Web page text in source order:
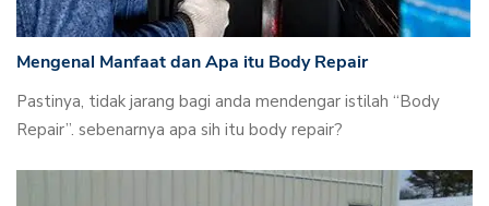
Mengenal Manfaat dan Apa itu Body Repair
Pastinya, tidak jarang bagi anda mendengar istilah “Body
Repair”. sebenarnya apa sih itu body repair?